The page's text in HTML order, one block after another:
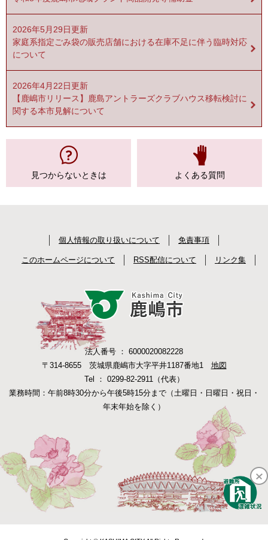
2026年5月29日更新
家庭系指定ごみ袋の販売店舗における在庫不足に伴う臨時対応
について
2026年4月22日更新
【鹿嶋市リリース】鹿島アントラーズクラブハウス移転検討に
関する本市見解について
見つからないときは よくある質問
個人情報の取り扱いについて 免責事項
このホームページについて RSS配信について リンク集
法人番号 ： 6000020082228
〒314-8655 茨城県鹿嶋市大字平井1187番地1 地図
Tel ： 0299-82-2911（代表）
業務時間：午前8時30分から午後5時15分まで（土曜日・日曜日・祝日・
年末年始を除く）